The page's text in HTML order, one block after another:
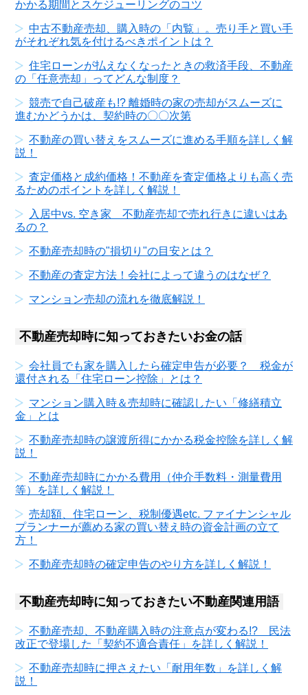
かかる期間とスケジューリングのコツ
中古不動産売却、購入時の「内覧」。売り手と買い手
がそれぞれ気を付けるべきポイントは？
住宅ローンが払えなくなったときの救済手段、不動産
の「任意売却」ってどんな制度？
競売で自己破産も!? 離婚時の家の売却がスムーズに
進むかどうかは、契約時の〇〇次第
不動産の買い替えをスムーズに進める手順を詳しく解
説！
査定価格と成約価格！不動産を査定価格よりも高く売
るためのポイントを詳しく解説！
入居中vs. 空き家 不動産売却で売れ行きに違いはあ
るの？
不動産売却時の"損切り"の目安とは？
不動産の査定方法！会社によって違うのはなぜ？
マンション売却の流れを徹底解説！
不動産売却時に知っておきたいお金の話
会社員でも家を購入したら確定申告が必要？ 税金が
還付される「住宅ローン控除」とは？
マンション購入時＆売却時に確認したい「修繕積立
金」とは
不動産売却時の譲渡所得にかかる税金控除を詳しく解
説！
不動産売却時にかかる費用（仲介手数料・測量費用
等）を詳しく解説！
売却額、住宅ローン、税制優遇etc. ファイナンシャル
プランナーが薦める家の買い替え時の資金計画の立て
方！
不動産売却時の確定申告のやり方を詳しく解説！
不動産売却時に知っておきたい不動産関連用語
不動産売却、不動産購入時の注意点が変わる!? 民法
改正で登場した「契約不適合責任」を詳しく解説！
不動産売却時に押さえたい「耐用年数」を詳しく解
説！